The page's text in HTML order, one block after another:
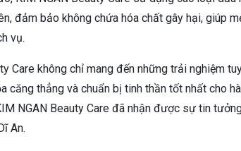
đảm bảo không chứa hóa chất gây hại, giúp
vụ.
Care không chỉ mang đến những trải nghiệm
căng thẳng và chuẩn bị tinh thần tốt nhất cho
NGAN Beauty Care đã nhận được sự tin
An.